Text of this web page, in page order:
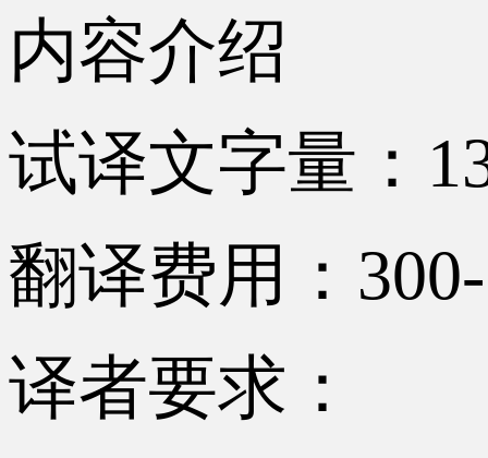
内容介绍
试译文字量：
翻译费用：
译者要求：